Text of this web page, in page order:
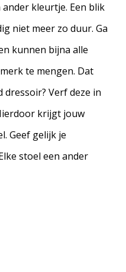
kleurtje. Een blik
niet meer zo duur. Ga
kunnen bijna alle
te mengen. Dat
dressoir? Verf deze in
krijgt jouw
Geef gelijk je
stoel een ander